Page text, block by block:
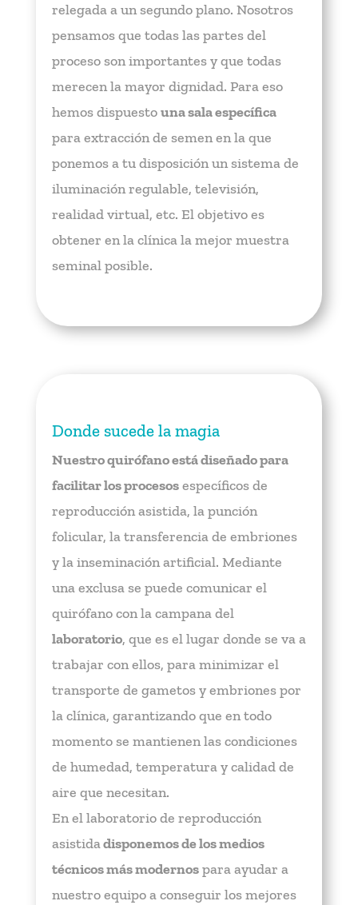
relegada a un segundo plano. Nosotros
pensamos que todas las partes del
proceso son importantes y que todas
merecen la mayor dignidad. Para eso
hemos dispuestouna sala específica
para extracción de semen en la que
ponemos a tu disposición un sistema de
iluminación regulable, televisión,
realidad virtual, etc. El objetivo es
obtener en la clínica la mejor muestra
seminal posible.
Donde sucede la magia
Nuestro quirófano está diseñado para
facilitar los procesosespecíficos de
reproducción asistida, la punción
folicular, la transferencia de embriones
y la inseminación artificial. Mediante
una exclusa se puede comunicar el
quirófano con la campana del
laboratorio, que es el lugar donde se va a
trabajar con ellos, para minimizar el
transporte de gametos y embriones por
la clínica, garantizando que en todo
momento se mantienen las condiciones
de humedad, temperatura y calidad de
aire que necesitan.
En el laboratorio de reproducción
asistidadisponemos de los medios
técnicos más modernospara ayudar a
nuestro equipo a conseguir los mejores